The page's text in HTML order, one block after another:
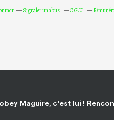
Signaler un abus C.G.U.
Maguire, c'est lui !